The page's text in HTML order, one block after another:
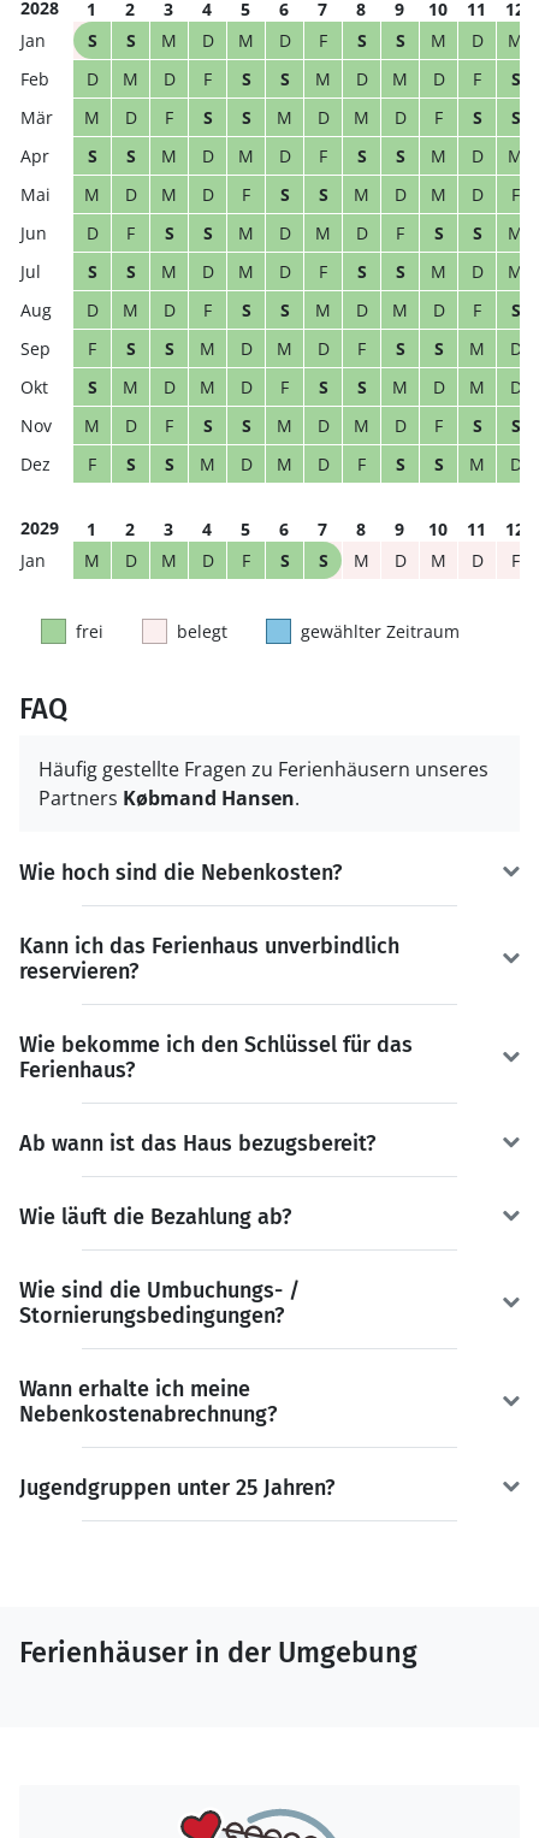
2028 1 2 3 4 5 6 7 8 9 10 11
12
S
S M D M D F S S M D
M
D
M D F S S M D M D F
S
M
D F S S M D M D F S
S
S
S M D M D F S S M D
M
M
D M D F S S M D M D
F
D
F S S M D M D F S S
M
S
S M D M D F S S M D
M
D
M D F S S M D M D F
S
F
S S M D M D F S S M
D
S
M D M D F S S M D M
D
M
D F S S M D M D F S
S
F
S S M D M D F S S M D
2029 1 2 3 4 5 6 7 8 9 10 11
12
M
D M D F S S M D M D F
frei belegt gewählter Zeitraum
FAQ
Häufig gestellte Fragen zu Ferienhäusern unseres
Partners Købmand Hansen.
Wie hoch sind die Nebenkosten?
Kann ich das Ferienhaus unverbindlich
reservieren?
Wie bekomme ich den Schlüssel für das
Ferienhaus?
Ab wann ist das Haus bezugsbereit?
Wie läuft die Bezahlung ab?
Wie sind die Umbuchungs- /
Stornierungsbedingungen?
Wann erhalte ich meine
Nebenkostenabrechnung?
Jugendgruppen unter 25 Jahren?
Ferienhäuser in der Umgebung